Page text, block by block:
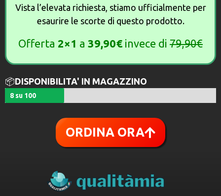
Vista l’elevata richiesta, stiamo ufficialmente per
esaurire le scorte di questo prodotto.
Offerta 2×1 a 39,90€ invece di 79,90€
📦DISPONIBILITA' IN MAGAZZINO
8 su 100
ORDINA ORA